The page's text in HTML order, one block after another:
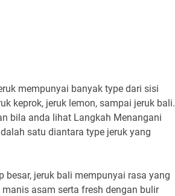
mempunyai banyak type dari sisi
keprok, jeruk lemon, sampai jeruk bali.
bila anda lihat Langkah Menangani
satu diantara type jeruk yang
besar, jeruk bali mempunyai rasa yang
asam serta fresh dengan bulir